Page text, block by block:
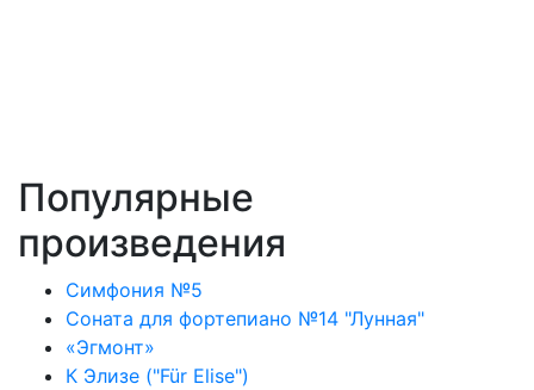
Популярные
произведения
Симфония №5
Соната для фортепиано №14 "Лунная"
«Эгмонт»
К Элизе ("Für Elise")